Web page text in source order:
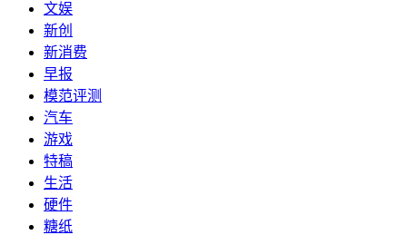
文娱
新创
新消费
早报
模范评测
汽车
游戏
特稿
生活
硬件
糖纸